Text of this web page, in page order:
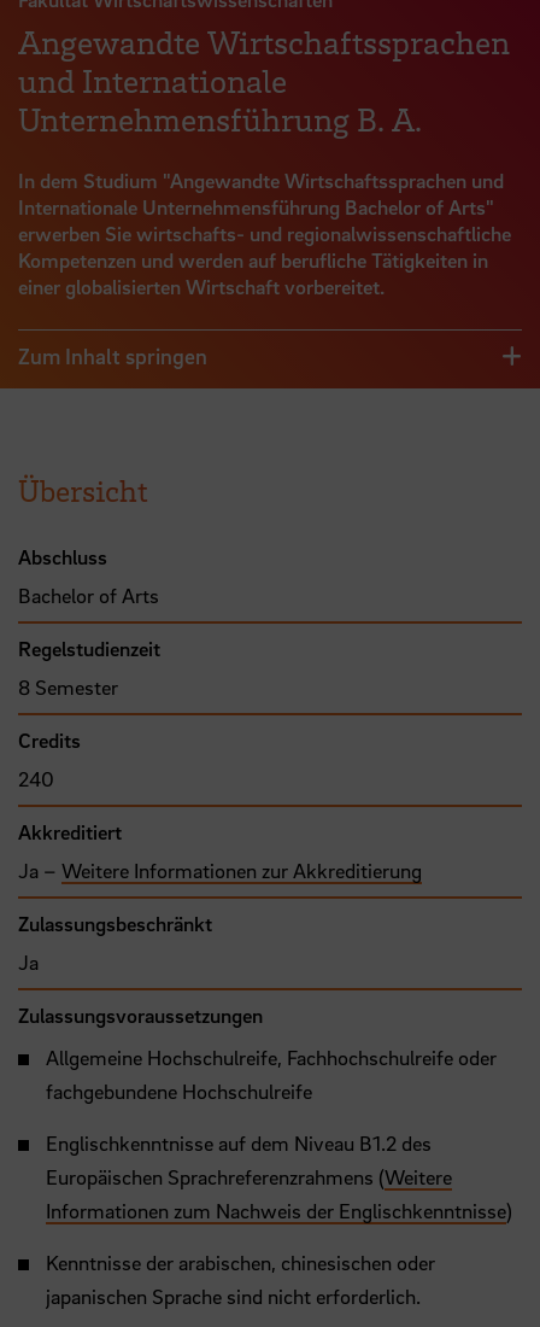
Angewandte Wirtschaftssprachen
und Internationale
Unternehmensführung B. A.
In dem Studium "Angewandte Wirtschaftssprachen und
Internationale Unternehmensführung Bachelor of Arts"
erwerben Sie wirtschafts- und regionalwissenschaftliche
Kompetenzen und werden auf berufliche Tätigkeiten in
einer globalisierten Wirtschaft vorbereitet.
Zum Inhalt springen
Übersicht
Abschluss
Bachelor of Arts
Regelstudienzeit
8 Semester
Credits
240
Akkreditiert
Ja – Weitere Informationen zur Akkreditierung
Zulassungsbeschränkt
Ja
Zulassungsvoraussetzungen
Allgemeine Hochschulreife, Fachhochschulreife oder
fachgebundene Hochschulreife
Englischkenntnisse auf dem Niveau B1.2 des
Europäischen Sprachreferenzrahmens (Weitere
Informationen zum Nachweis der Englischkenntnisse)
Kenntnisse der arabischen, chinesischen oder
japanischen Sprache sind nicht erforderlich.